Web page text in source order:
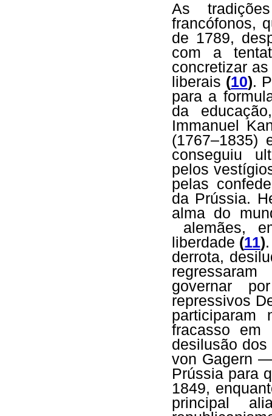
As
francófonos,
de 1789,
com a
concretizar
liberais (10).
para a
da
Immanuel
conseguiu
pelos
pelas
da Prússia.
alma do
alemães,
liberdade (11)
derrota,
governar
repressivos
fracasso em
desilusão
von Gagern
Prússia para
1849,
principal